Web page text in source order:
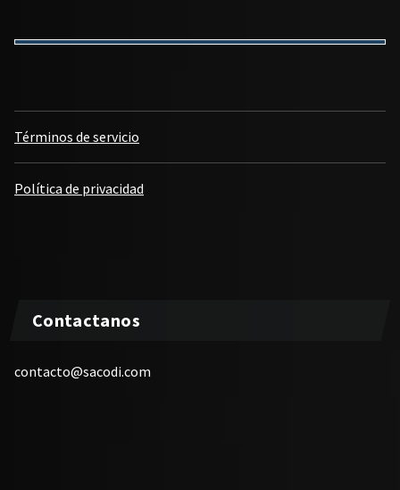
Términos de servicio
Política de privacidad
Contactanos
contacto@sacodi.com